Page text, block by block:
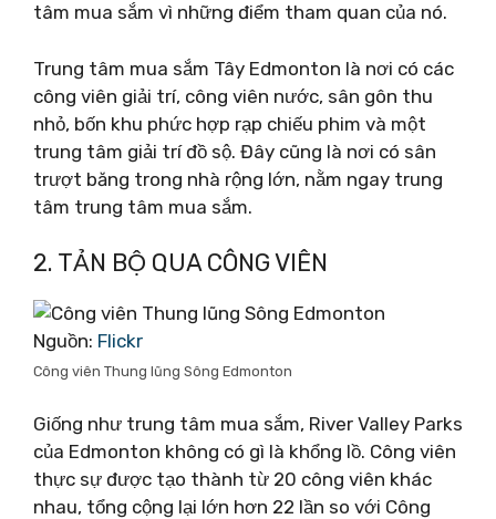
tâm mua sắm vì những điểm tham quan của nó.
Trung tâm mua sắm Tây Edmonton là nơi có các
công viên giải trí, công viên nước, sân gôn thu
nhỏ, bốn khu phức hợp rạp chiếu phim và một
trung tâm giải trí đồ sộ. Đây cũng là nơi có sân
trượt băng trong nhà rộng lớn, nằm ngay trung
tâm trung tâm mua sắm.
2. TẢN BỘ QUA CÔNG VIÊN
Nguồn: Flickr
Công viên Thung lũng Sông Edmonton
Giống như trung tâm mua sắm, River Valley Parks
của Edmonton không có gì là khổng lồ. Công viên
thực sự được tạo thành từ 20 công viên khác
nhau, tổng cộng lại lớn hơn 22 lần so với Công